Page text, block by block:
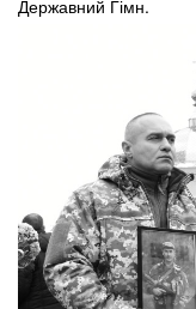
Державний Гімн.